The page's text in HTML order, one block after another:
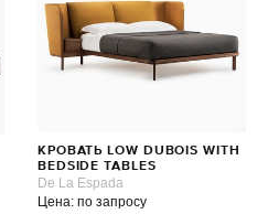
КРОВАТЬ LOW DUBOIS WITH
BEDSIDE TABLES
De La Espada
Цена: по запросу